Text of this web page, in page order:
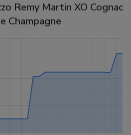
Remy Martin XO Cognac
Champagne